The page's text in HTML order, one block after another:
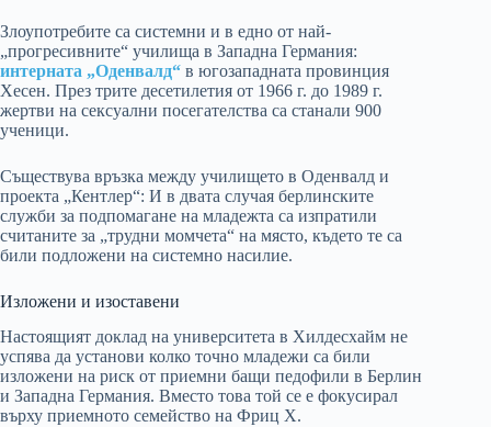
Злоупотребите са системни и в едно от най-
„прогресивните“ училища в Западна Германия:
интерната „Оденвалд“ в югозападната провинция
Хесен. През трите десетилетия от 1966 г. до 1989 г.
жертви на сексуални посегателства са станали 900
ученици.
Съществува връзка между училището в Оденвалд и
проекта „Кентлер“: И в двата случая берлинските
служби за подпомагане на младежта са изпратили
считаните за „трудни момчета“ на място, където те са
били подложени на системно насилие.
Изложени и изоставени
Настоящият доклад на университета в Хилдесхайм не
успява да установи колко точно младежи са били
изложени на риск от приемни бащи педофили в Берлин
и Западна Германия. Вместо това той се е фокусирал
върху приемното семейство на Фриц Х.